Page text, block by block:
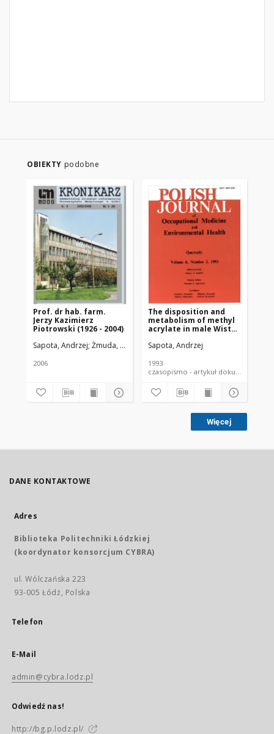
OBIEKTY podobne
Prof. dr hab. farm.
Jerzy Kazimierz
Piotrowski (1926 - 2004)
Sapota, Andrzej Żmuda, Ryszard. Red. nacz.
2006
The disposition and
metabolism of methyl
acrylate in male Wistar
Sapota, Andrzej
1993
czasopismo - artykuł
Więcej
DANE KONTAKTOWE
Adres
Biblioteka Politechniki Łódzkiej
(koordynator konsorcjum CYBRA)
ul. Wólczańska 223
93-005 Łódź, Polska
Telefon
E-Mail
admin@cybra.lodz.pl
Odwiedź nas!
http://bg.p.lodz.pl/